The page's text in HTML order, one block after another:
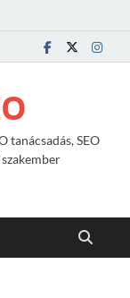
tanácsadás, SEO